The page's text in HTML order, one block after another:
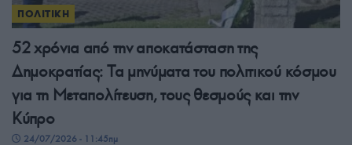
ΠΟΛΙΤΙΚΗ
52 χρόνια από την αποκατάσταση της
Δημοκρατίας: Τα μηνύματα του πολιτικού κόσμου
για τη Μεταπολίτευση, τους θεσμούς και την
Κύπρο
24/07/2026 - 11:45πμ